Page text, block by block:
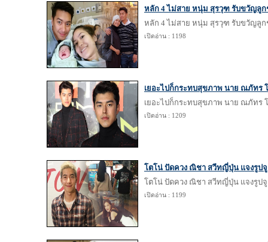
หลัก 4 ไม่สาย หนุ่ม สุรวุฑ รับขวัญลูก
หลัก 4 ไม่สาย หนุ่ม สุรวุฑ รับขวัญลูก
เปิดอ่าน : 1198
เยอะไปก็กระทบสุขภาพ นาย ณภัทร
เยอะไปก็กระทบสุขภาพ นาย ณภัทร
เปิดอ่าน : 1209
โตโน่ ปัดควง ณิชา สวีทญี่ปุ่น แจงรูป
โตโน่ ปัดควง ณิชา สวีทญี่ปุ่น แจงรูป
เปิดอ่าน : 1199